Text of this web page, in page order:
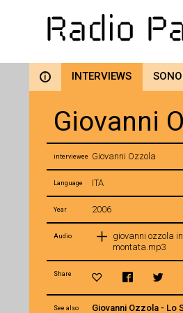
i INTERVIEWS
Giovanni
interviewee Giovanni Ozzola
Language ITA
Year 2006
Audio
giovanni ozzola
montata.mp3
Share
See also
Giovanni Ozzola - Lo